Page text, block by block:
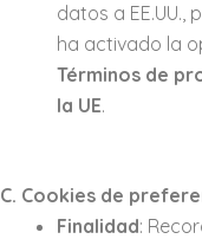
datos a EE.UU.,
ha activado la
Términos de
la UE.
C. Cookies de
Finalidad: